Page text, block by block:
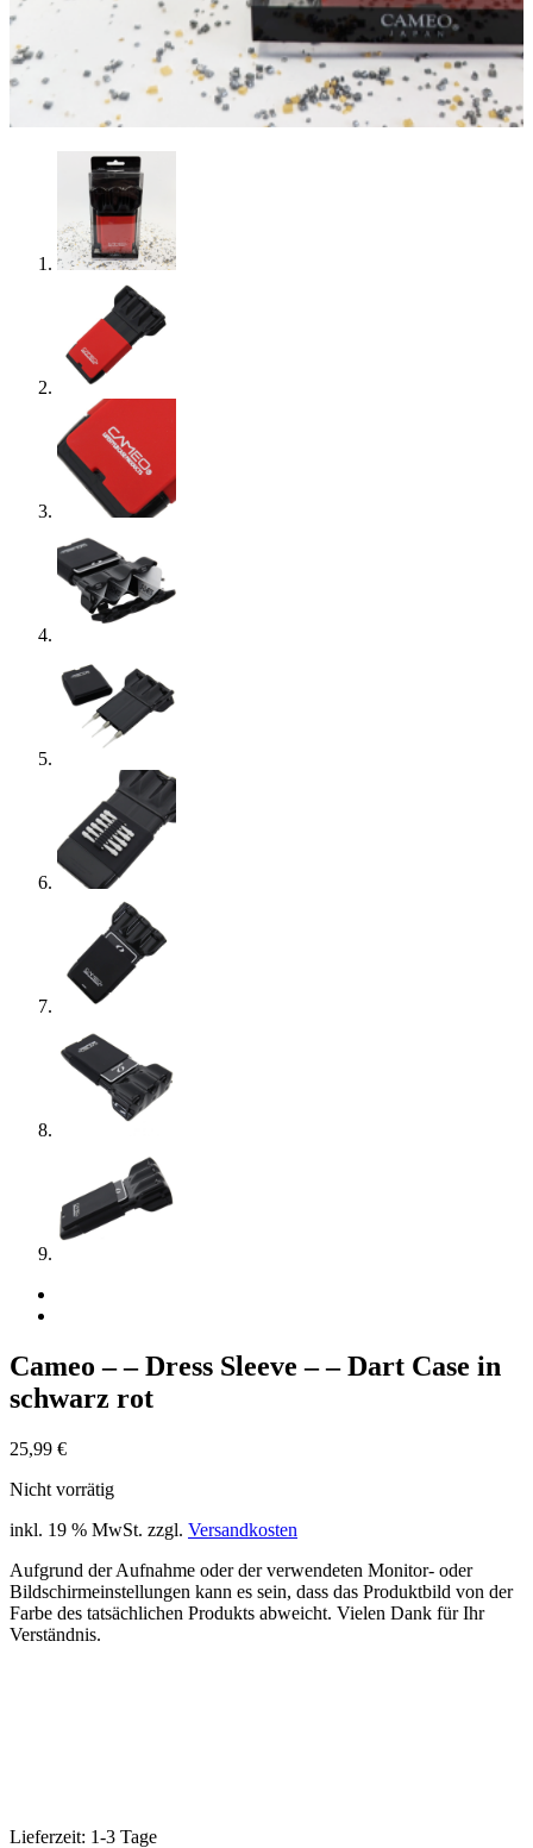
Cameo – – Dress Sleeve – – Dart Case in
schwarz rot
25,99 €
Nicht vorrätig
inkl. 19 % MwSt. zzgl. Versandkosten
Aufgrund der Aufnahme oder der verwendeten Monitor- oder
Bildschirmeinstellungen kann es sein, dass das Produktbild von der
Farbe des tatsächlichen Produkts abweicht. Vielen Dank für Ihr
Verständnis.
Lieferzeit: 1-3 Tage